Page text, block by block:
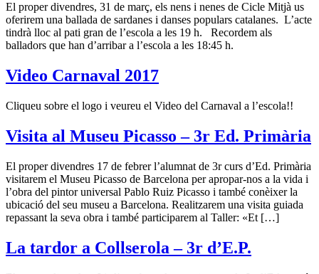
El proper divendres, 31 de març, els nens i nenes de Cicle Mitjà us
oferirem una ballada de sardanes i danses populars catalanes. L’acte
tindrà lloc al pati gran de l’escola a les 19 h. Recordem als
balladors que han d’arribar a l’escola a les 18:45 h.
Video Carnaval 2017
Cliqueu sobre el logo i veureu el Video del Carnaval a l’escola!!
Visita al Museu Picasso – 3r Ed. Primària
El proper divendres 17 de febrer l’alumnat de 3r curs d’Ed. Primària
visitarem el Museu Picasso de Barcelona per apropar-nos a la vida i
l’obra del pintor universal Pablo Ruiz Picasso i també conèixer la
ubicació del seu museu a Barcelona. Realitzarem una visita guiada
repassant la seva obra i també participarem al Taller: «Et […]
La tardor a Collserola – 3r d’E.P.